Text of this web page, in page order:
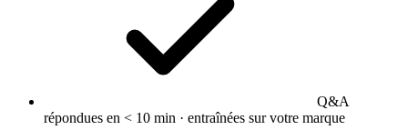
Q&A
répondues en < 10 min · entraînées sur votre marque